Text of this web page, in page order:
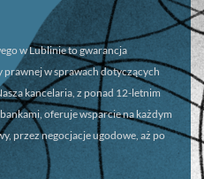
w Lublinieto gwarancja
prawnej w sprawach dotyczących
kancelaria, z ponad 12-letnim
oferuje wsparcie na każdym
przez negocjacje ugodowe, aż po